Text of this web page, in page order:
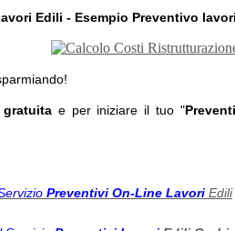
Edili - Esempio Preventivo lavori
gratuitae per iniziare il tuo "
Preventivi On-Line Lavori Edili